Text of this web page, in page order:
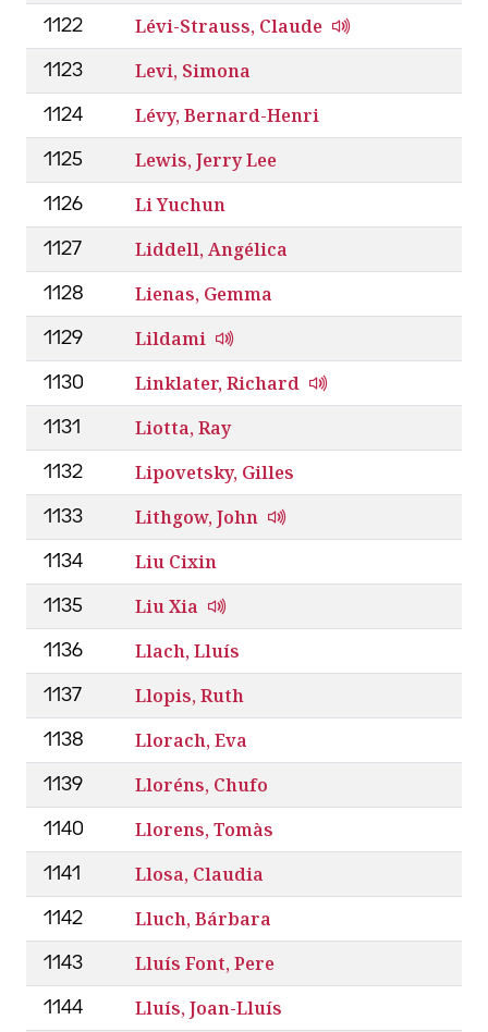
1122 Lévi-Strauss, Claude
1123 Levi, Simona
1124 Lévy, Bernard-Henri
1125 Lewis, Jerry Lee
1126 Li Yuchun
1127 Liddell, Angélica
1128 Lienas, Gemma
1129 Lildami
1130 Linklater, Richard
1131 Liotta, Ray
1132 Lipovetsky, Gilles
1133 Lithgow, John
1134 Liu Cixin
1135 Liu Xia
1136 Llach, Lluís
1137 Llopis, Ruth
1138 Llorach, Eva
1139 Lloréns, Chufo
1140 Llorens, Tomàs
1141 Llosa, Claudia
1142 Lluch, Bárbara
1143 Lluís Font, Pere
1144 Lluís, Joan-Lluís